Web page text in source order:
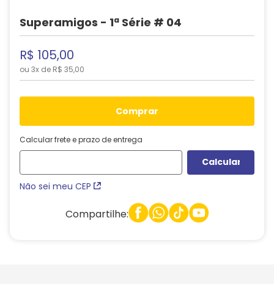
Superamigos - 1ª Série # 04
R$ 105,00
ou 3x de R$ 35,00
comprar
Calcular frete e prazo de entrega
Não sei meu CEP
Compartilhe: